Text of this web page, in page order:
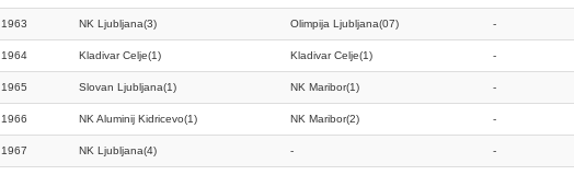
1963 NK Ljubljana(3) Olimpija Ljubljana(07) -
1964 Kladivar Celje(1) Kladivar Celje(1) -
1965 Slovan Ljubljana(1) NK Maribor(1) -
1966 NK Aluminij Kidricevo(1) NK Maribor(2) -
1967 NK Ljubljana(4) - -